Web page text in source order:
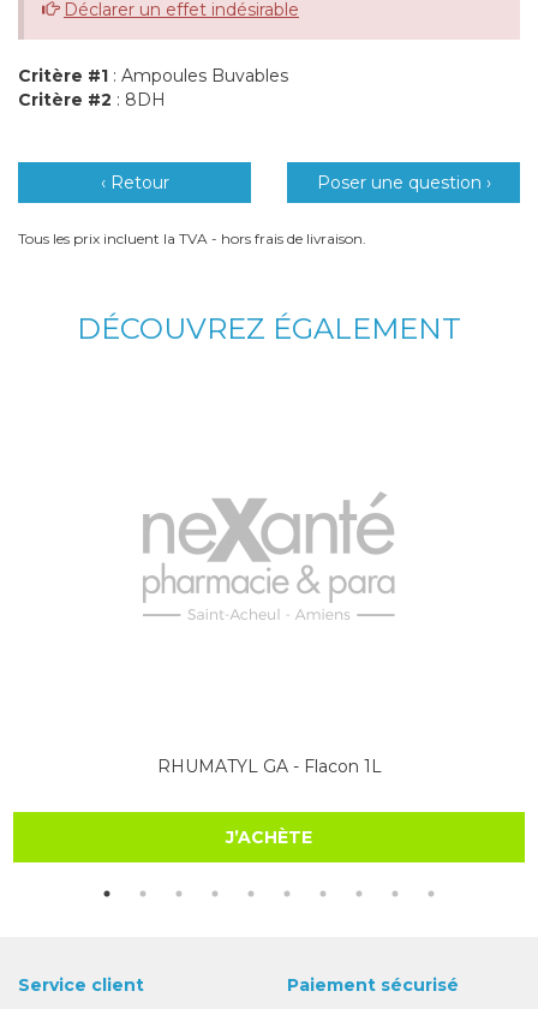
Déclarer un effet indésirable
Critère #1 : Ampoules Buvables
Critère #2 : 8DH
‹ Retour Poser une question ›
Tous les prix incluent la TVA - hors frais de livraison.
DÉCOUVREZ ÉGALEMENT
RHUMATYL GA - Flacon 1L
J’ACHÈTE
Service client Paiement sécurisé